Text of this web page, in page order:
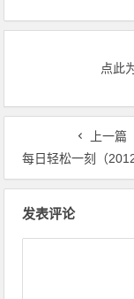
点此
上一篇
每日轻松一刻（2012年11月5日）原来武大
发表评论